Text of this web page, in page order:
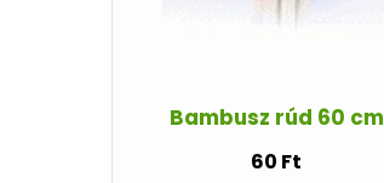
Bambusz rúd 60 cm
60 Ft